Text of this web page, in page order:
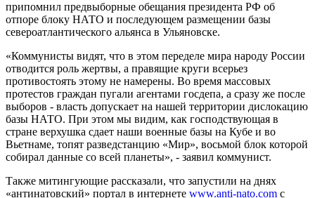
припомнил предвыборные обещания президента РФ об
отпоре блоку НАТО и последующем размещении базы
североатлантического альянса в Ульяновске.
«Коммунисты видят, что в этом переделе мира народу России
отводится роль жертвы, а правящие круги всерьез
противостоять этому не намерены. Во время массовых
протестов граждан пугали агентами госдепа, а сразу же после
выборов - власть допускает на нашей территории дислокацию
базы НАТО. При этом мы видим, как господствующая в
стране верхушка сдает наши военные базы на Кубе и во
Вьетнаме, топят разведстанцию «Мир», восьмой блок которой
собирал данные со всей планеты», - заявил коммунист.
Также митингующие рассказали, что запустили на днях
«антинатовский» портал в интернете www.anti-nato.com c